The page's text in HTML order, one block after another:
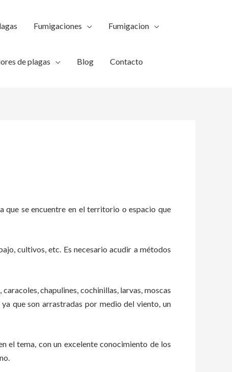
Fumigaciones Fumigacion
de plagas Blog Contacto
se encuentre en el territorio o espacio que
cultivos, etc. Es necesario acudir a métodos
chapulines, cochinillas, larvas, moscas
que son arrastradas por medio del viento, un
el tema, con un excelente conocimiento de los